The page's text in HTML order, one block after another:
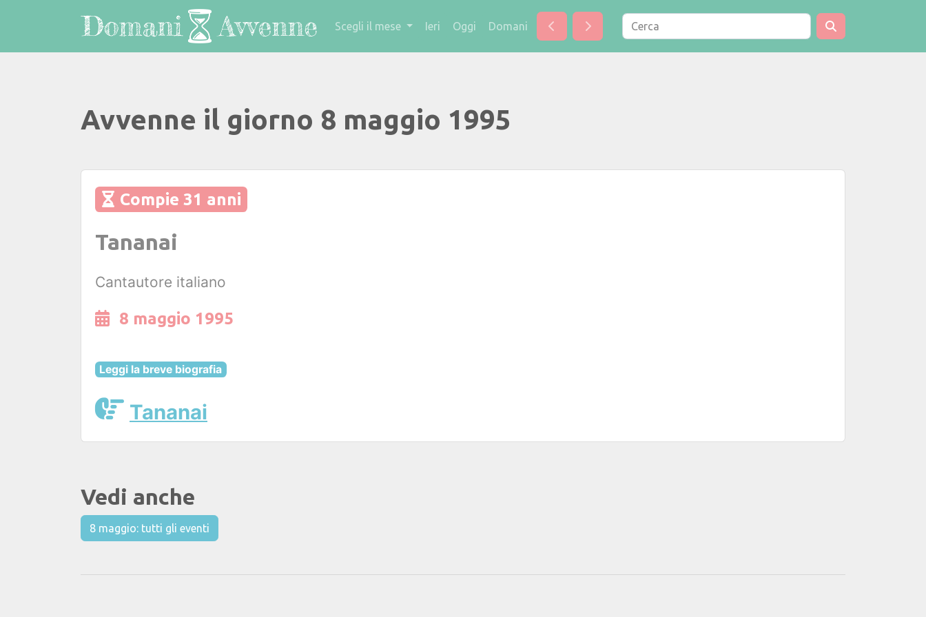
Scegli il mese Ieri Oggi Domani
Avvenne il giorno 8 maggio 1995
Compie 31 anni
Tananai
Cantautore italiano
8 maggio 1995
Leggi la breve biografia
Tananai
Vedi anche
8 maggio: tutti gli eventi